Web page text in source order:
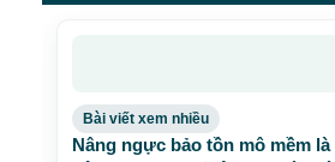
Bài viết xem nhiều
Nâng ngực bảo tồn mô mềm